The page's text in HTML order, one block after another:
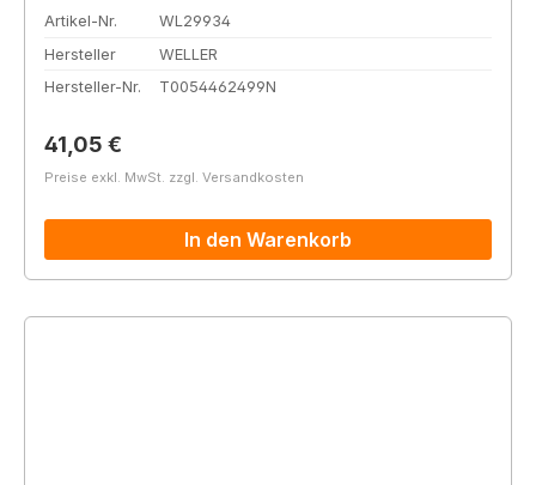
Artikel-Nr.
WL29934
Hersteller
WELLER
Hersteller-Nr.
T0054462499N
Regulärer Preis:
41,05 €
Preise exkl. MwSt. zzgl. Versandkosten
In den Warenkorb